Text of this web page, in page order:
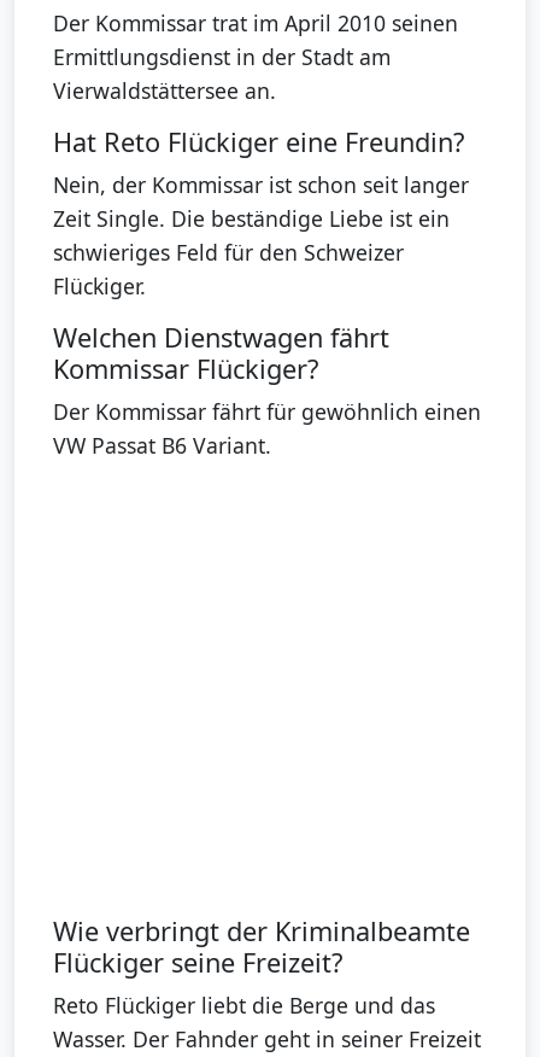
Der Kommissar trat im April 2010 seinen
Ermittlungsdienst in der Stadt am
Vierwaldstättersee an.
Hat Reto Flückiger eine Freundin?
Nein, der Kommissar ist schon seit langer
Zeit Single. Die beständige Liebe ist ein
schwieriges Feld für den Schweizer
Flückiger.
Welchen Dienstwagen fährt
Kommissar Flückiger?
Der Kommissar fährt für gewöhnlich einen
VW Passat B6 Variant.
Wie verbringt der Kriminalbeamte
Flückiger seine Freizeit?
Reto Flückiger liebt die Berge und das
Wasser. Der Fahnder geht in seiner Freizeit